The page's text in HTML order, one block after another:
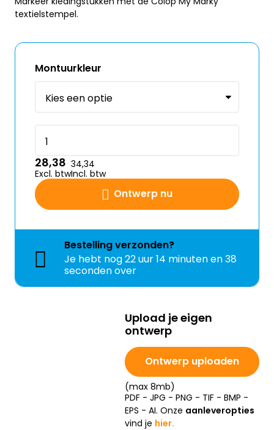
textielstempel.
Montuurkleur
Ontwerp nu
28,38
Excl. btw
34,34
Incl. btw
Bestellingverzonden?
Je hebt nog22 uur 14 minuten en 38
seconden over
Upload je eigen
ontwerp
Ontwerp uploaden
(max 8mb)
PDF - JPG - PNG - TIF - BMP -
EPS - AI. Onze aanleveropties
vind je hier.